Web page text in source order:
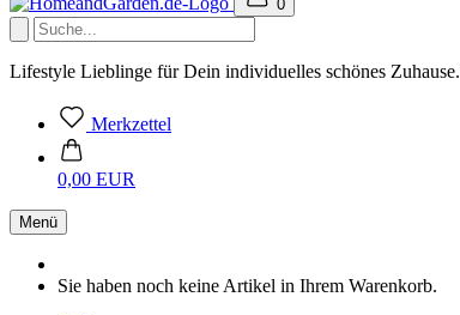
0
Lifestyle Lieblinge für Dein individuelles schönes Zuhause.
Merkzettel
0,00 EUR
Menü
Sie haben noch keine Artikel in Ihrem Warenkorb.